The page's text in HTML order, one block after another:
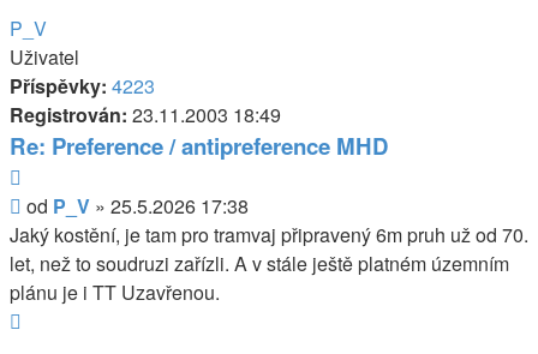
P_V
Uživatel
Příspěvky: 4223
Registrován: 23.11.2003 18:49
Re: Preference / antipreference MHD
Příspěvek
od P_V » 25.5.2026 17:38
Jaký kostění, je tam pro tramvaj připravený 6m pruh už od 70.
let, než to soudruzi zařízli. A v stále ještě platném územním
plánu je i TT Uzavřenou.